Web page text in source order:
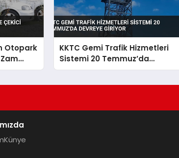
Otopark
KKTC Gemi Trafik Hizmetleri
Sistemi 20 Temmuz’da
Devreye Giriyor
Künye